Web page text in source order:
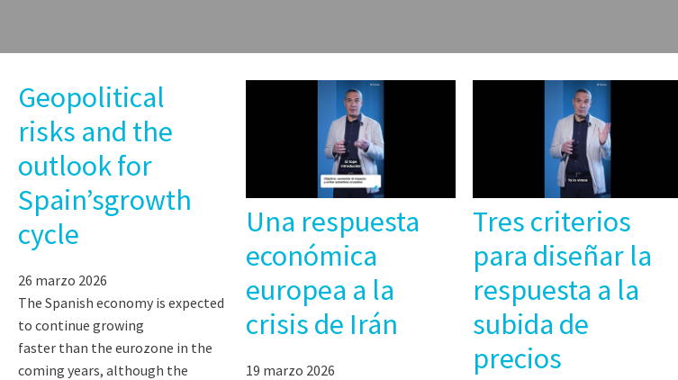
Geopolitical
risks and the
outlook for
Spain’sgrowth
cycle
26 marzo 2026
The Spanish economy is expected
to continue growing
faster than the eurozone in the
coming years, although the
Una respuesta
económica
europea a la
crisis de Irán
19 marzo 2026
Tres criterios
para diseñar la
respuesta a la
subida de
precios